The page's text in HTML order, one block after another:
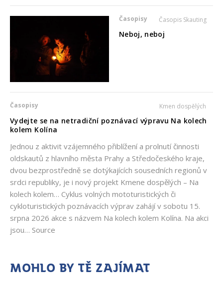
Časopisy Časopis Skauting
Neboj, neboj
Časopisy Kmen dospělých
Vydejte se na netradiční poznávací výpravu Na kolech
kolem Kolína
Jednou z aktivit vzájemného přiblížení a prolnutí činnosti
oldskautů z hlavního města Prahy a Středočeského kraje,
dvou bezprostředně se dotýkajících sousedních regionů v
srdci republiky, je i nový projekt Kmene dospělých – Na
kolech kolem… Cyklus volných mototuristických či
cykloturistických poznávacích výprav zahájí v sobotu 15.
srpna 2026 akce s názvem Na kolech kolem Kolína. Na akci
jsou… Source
Mohlo by tě zajímat